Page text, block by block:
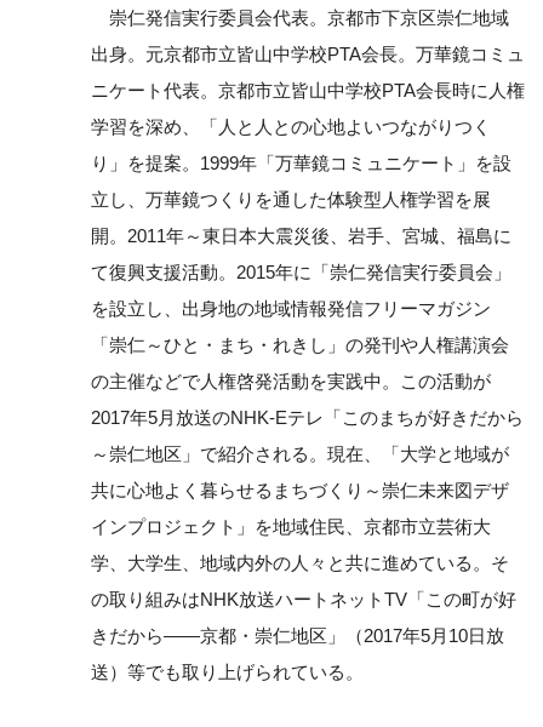
崇仁発信実行委員会代表。京都市下京区崇仁地域
出身。元京都市立皆山中学校PTA会長。万華鏡コミュ
ニケート代表。京都市立皆山中学校PTA会長時に人権
学習を深め、「人と人との心地よいつながりつく
り」を提案。1999年「万華鏡コミュニケート」を設
立し、万華鏡つくりを通した体験型人権学習を展
開。2011年～東日本大震災後、岩手、宮城、福島に
て復興支援活動。2015年に「崇仁発信実行委員会」
を設立し、出身地の地域情報発信フリーマガジン
「崇仁～ひと・まち・れきし」の発刊や人権講演会
の主催などで人権啓発活動を実践中。この活動が
2017年5月放送のNHK-Eテレ「このまちが好きだから
～崇仁地区」で紹介される。現在、「大学と地域が
共に心地よく暮らせるまちづくり～崇仁未来図デザ
インプロジェクト」を地域住民、京都市立芸術大
学、大学生、地域内外の人々と共に進めている。そ
の取り組みはNHK放送ハートネットTV「この町が好
きだから――京都・崇仁地区」（2017年5月10日放
送）等でも取り上げられている。